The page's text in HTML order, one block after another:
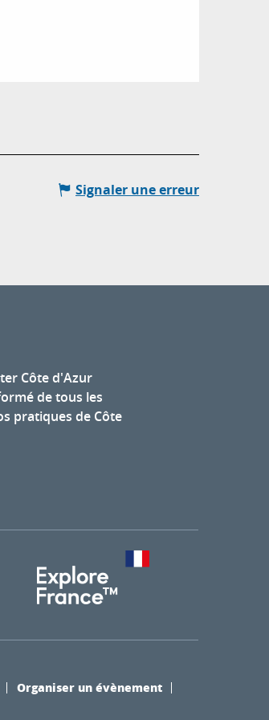
Signaler une erreur
Côte d'Azur
de tous les
pratiques de Côte
Organiser un évènement